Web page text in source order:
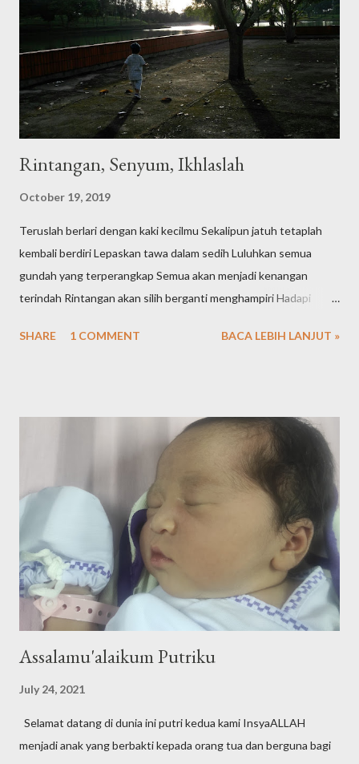
kalau ga dihapus jadi sampah. Nah dari sinilah mulai kepikiran
kenapa ga di-upload aja ke internet, ke cloud gitu, biar nantinya
bisa dibuka kapan aja dan dimana saja. Pertanyaan selanjutnya
kan sayang juga gambar-gambar yang sifatnya tidak priva...
Rintangan, Senyum, Ikhlaslah
October 19, 2019
Teruslah berlari dengan kaki kecilmu Sekalipun jatuh tetaplah
kembali berdiri Lepaskan tawa dalam sedih Luluhkan semua
gundah yang terperangkap Semua akan menjadi kenangan
terindah Rintangan akan silih berganti menghampiri Hadapi
SHARE
1 COMMENT BACA LEBIH LANJUT »
Assalamu'alaikum Putriku
July 24, 2021
Selamat datang di dunia ini putri kedua kami InsyaALLAH
menjadi anak yang berbakti kepada orang tua dan berguna bagi